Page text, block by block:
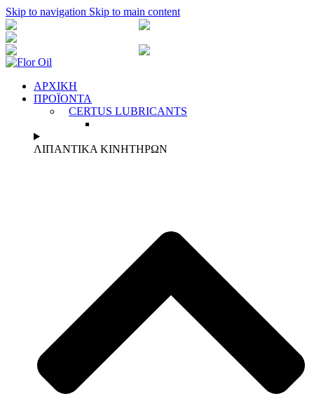
Skip to navigation Skip to main content
ΑΡΧΙΚΗ
ΠΡΟΪΟΝΤΑ
CERTUS LUBRICANTS
ΛΙΠΑΝΤΙΚΑ ΚΙΝΗΤΗΡΩΝ